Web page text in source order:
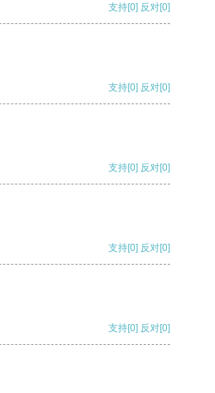
支持[0] 反对[0]
支持[0] 反对[0]
支持[0] 反对[0]
支持[0] 反对[0]
支持[0] 反对[0]